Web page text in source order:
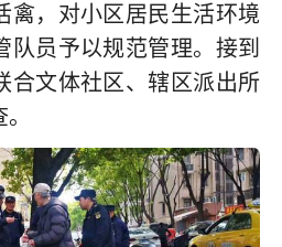
禽，对小区居民生活环境
队员予以规范管理。接到
合文体社区、辖区派出所